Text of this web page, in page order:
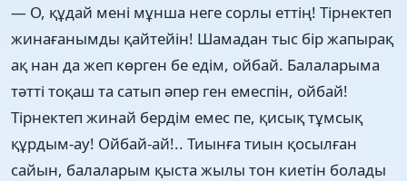
— О, құдай мені мұнша неге сорлы еттің! Тірнектеп
жинағанымды қайтейін! Шамадан тыс бір жапырақ
ақ нан да жеп көрген бе едім, ойбай. Балаларыма
тәтті тоқаш та сатып әпер ген емеспін, ойбай!
Тірнектеп жинай бердім емес пе, қисық тұмсық
құрдым-ау! Ойбай-ай!.. Тиынға тиын қосылған
сайын, балаларым қыста жылы тон киетін болады